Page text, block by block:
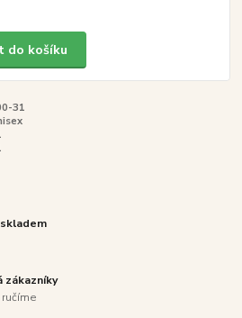
do košíku
31
zákazníky